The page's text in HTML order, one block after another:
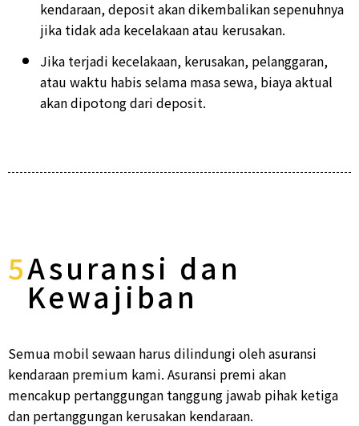
kendaraan, deposit akan dikembalikan sepenuhnya
jika tidak ada kecelakaan atau kerusakan.
Jika terjadi kecelakaan, kerusakan, pelanggaran,
atau waktu habis selama masa sewa, biaya aktual
akan dipotong dari deposit.
5Asuransi dan
Kewajiban
Semua mobil sewaan harus dilindungi oleh asuransi
kendaraan premium kami. Asuransi premi akan
mencakup pertanggungan tanggung jawab pihak ketiga
dan pertanggungan kerusakan kendaraan.​